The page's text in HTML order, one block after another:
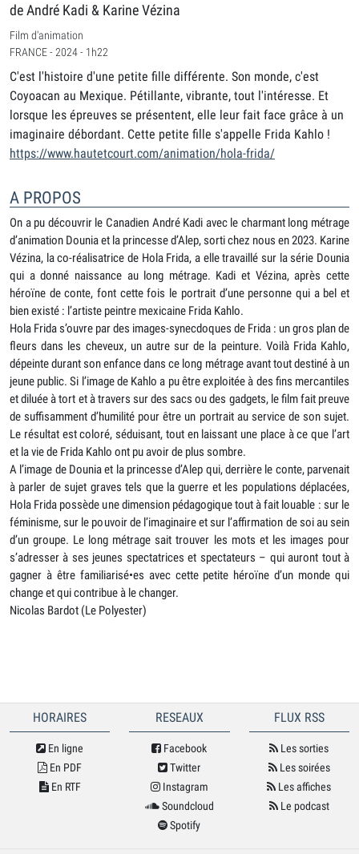
de André Kadi & Karine Vézina
Film d'animation
FRANCE - 2024 - 1h22
C'est l'histoire d'une petite fille différente. Son monde, c'est
Coyoacan au Mexique. Pétillante, vibrante, tout l'intéresse. Et
lorsque les épreuves se présentent, elle leur fait face grâce à un
imaginaire débordant. Cette petite fille s'appelle Frida Kahlo !
https://www.hautetcourt.com/animation/hola-frida/
A PROPOS
On a pu découvrir le Canadien André Kadi avec le charmant long métrage
d’animation Dounia et la princesse d’Alep, sorti chez nous en 2023. Karine
Vézina, la co-réalisatrice de Hola Frida, a elle travaillé sur la série Dounia
qui a donné naissance au long métrage. Kadi et Vézina, après cette
héroïne de conte, font cette fois le portrait d’une personne qui a bel et
bien existé : l’artiste peintre mexicaine Frida Kahlo.
Hola Frida s’ouvre par des images-synecdoques de Frida : un gros plan de
fleurs dans les cheveux, un autre sur de la peinture. Voilà Frida Kahlo,
dépeinte durant son enfance dans ce long métrage avant tout destiné à un
jeune public. Si l’image de Kahlo a pu être exploitée à des fins mercantiles
et diluée à tort et à travers sur des sacs ou des gadgets, le film fait preuve
de suffisamment d’humilité pour être un portrait au service de son sujet.
Le résultat est coloré, séduisant, tout en laissant une place à ce que l’art
et la vie de Frida Kahlo ont pu avoir de plus sombre.
A l’image de Dounia et la princesse d’Alep qui, derrière le conte, parvenait
à parler de sujet graves tels que la guerre et les populations déplacées,
Hola Frida possède une dimension pédagogique tout à fait louable : sur le
féminisme, sur le pouvoir de l’imaginaire et sur l’affirmation de soi au sein
d’un groupe. Le long métrage sait trouver les mots et les images pour
s’adresser à ses jeunes spectatrices et spectateurs – qui auront tout à
gagner à être familiarisé•es avec cette petite héroïne d’un monde qui
change et qui contribue à le changer.
Nicolas Bardot (Le Polyester)
HORAIRES
En ligne
En PDF
En RTF
RESEAUX
Facebook
Twitter
Instagram
Soundcloud
Spotify
FLUX RSS
Les sorties
Les soirées
Les affiches
Le podcast